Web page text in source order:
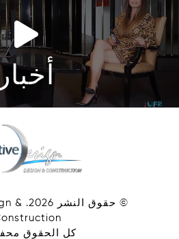
أخبار
© حقوق النشر 2026
&
كل الحقوق